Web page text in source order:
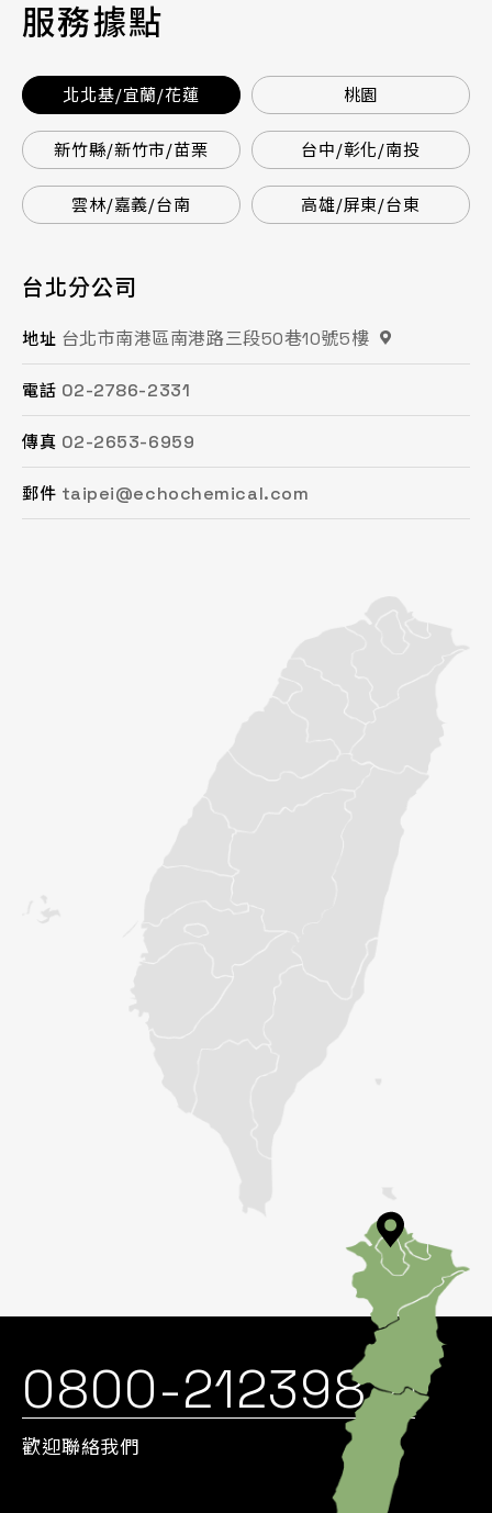
服務據點
北北基/宜蘭/花蓮 桃園
新竹縣/新竹市/苗栗 台中/彰化/南投
雲林/嘉義/台南 高雄/屏東/台東
台北分公司
地址 台北市南港區南港路三段50巷10號5樓
電話 02-2786-2331
傳真 02-2653-6959
郵件 taipei@echochemical.com
桃園分公司
地址 桃園市平鎮區復興街62號2樓
電話 03-494-6939
傳真 03-493-0687
郵件 chungli@echochemical.com
總公司 / 竹苗分公司
地址 苗栗縣頭份市工業路16號
電話 037-621-088
傳真 037-615-096
郵件 miaoli@echochemical.com
台中分公司
地址 台中市南屯區文心路一段218號15F之2
電話 04-2472-8859
傳真 04-2472-8825
郵件 taichung@echochemical.com
台南分公司
地址 台南市永康區鹽洲一街63巷33號
電話 06-243-6589
傳真 06-253-8208
郵件 tainan@echochemical.com
高雄分公司
地址 高雄市鳳山區鳳頂路479號
電話 07-753-9988
傳真 07-753-1958
郵件 kaohsiung@echochemical.com
0800-212398
歡迎聯絡我們